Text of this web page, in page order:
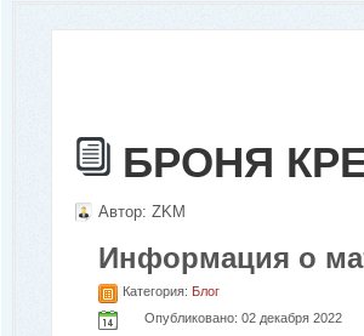
БРОНЯ
Автор: ZKM
Информация о
Категория: Блог
Опубликовано: 02 декабря 2022